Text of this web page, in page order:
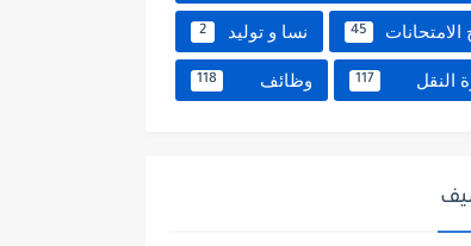
الامتحانات 45 نسا و توليد 2
النقل 117 وظائف 118